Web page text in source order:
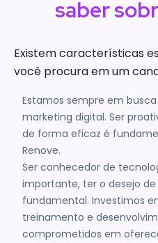
saber
Existem características
você procura em um
Estamos sempre em
marketing digital. Ser
de forma eficaz é
Renove.
Ser conhecedor de
importante, ter o desejo
fundamental. Investimos
treinamento e
comprometidos em